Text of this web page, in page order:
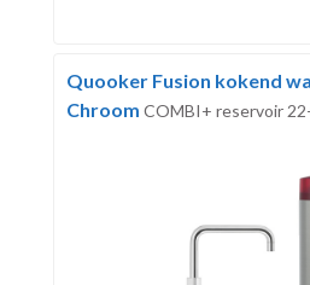
Quooker Fusion kokend
Chroom COMBI+ reservoir